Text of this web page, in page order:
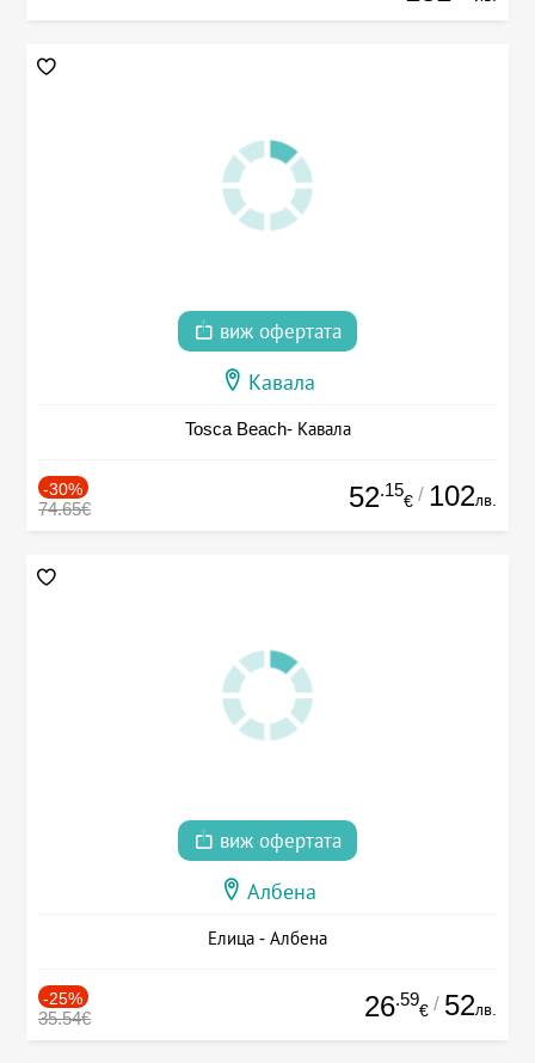
виж офертата
Кавала
Tosca Beach- Кавала
-30%
74.65€ 52.15
€ / 102лв.
виж офертата
Албена
Елица - Албена
-25%
35.54€ 26.59
€ / 52лв.